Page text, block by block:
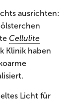
ausrichten:
Cellulite
Klinik haben
Licht für